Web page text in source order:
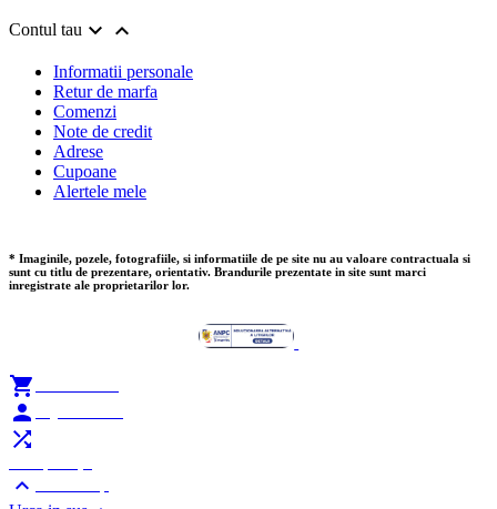
Contul tau  
Informatii personale
Retur de marfa
Comenzi
Note de credit
Adrese
Cupoane
Alertele mele
* Imaginile, pozele, fotografiile, si informatiile de pe site nu au valoare contractuala si
sunt cu titlu de prezentare, orientativ. Brandurile prezentate in site sunt marci
inregistrate ale proprietarilor lor.



